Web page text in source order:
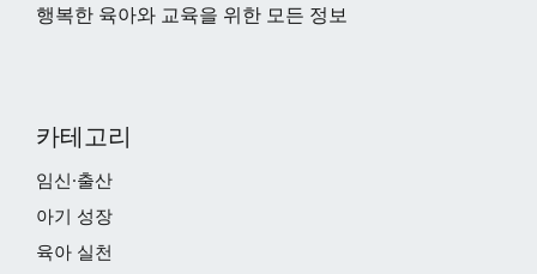
행복한 육아와 교육을 위한 모든 정보
카테고리
임신·출산
아기 성장
육아 실천